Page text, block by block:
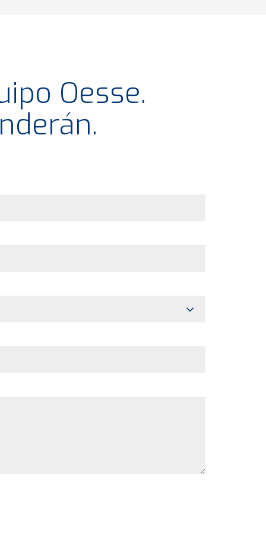
Oesse.